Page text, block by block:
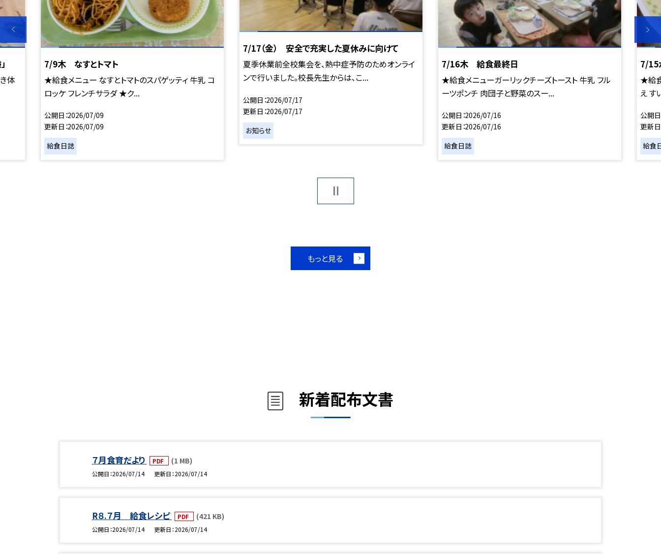
体
7/9木 なすとトマト
★給食メニュー なすとトマトのスパゲッティ 牛乳 コ
ロッケ フレンチサラダ ★ク...
公開日 2026/07/09
更新日 2026/07/09
給食日誌
7/17（金） 安全で充実した夏休みに向けて
夏季休業前全校集会を、熱中症予防のためオンライ
ンで行いました。校長先生からは、こ...
公開日 2026/07/17
更新日 2026/07/17
お知らせ
7/16木 給食最終日
★給食メニューガーリックチーズトースト 牛乳 フル
ーツポンチ 肉団子と野菜のスー...
公開日 2026/07/16
更新日 2026/07/16
給食日誌
7/15
★給
え す
公開日
更新日
給食
もっと見る
新着配布文書
７月食育だより PDF (1 MB)
公開日 2026/07/14 更新日 2026/07/14
R８.７月 給食レシピ PDF (421 KB)
公開日 2026/07/14 更新日 2026/07/14